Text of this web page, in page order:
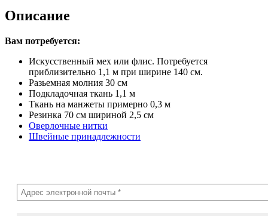
Описание
Вам потребуется:
Искусственный мех или флис. Потребуется
приблизительно 1,1 м при ширине 140 см.
Разьемная молния 30 см
Подкладочная ткань 1,1 м
Ткань на манжеты примерно 0,3 м
Резинка 70 см шириной 2,5 см
Оверлочные нитки
Швейные принадлежности